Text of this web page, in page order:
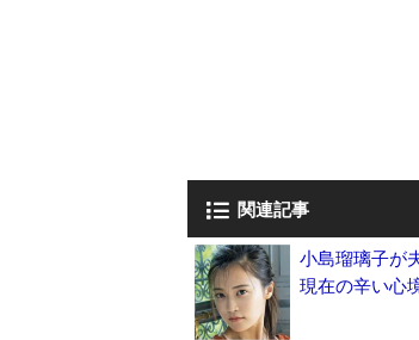
関連記事
小島瑠璃子が
現在の辛い心